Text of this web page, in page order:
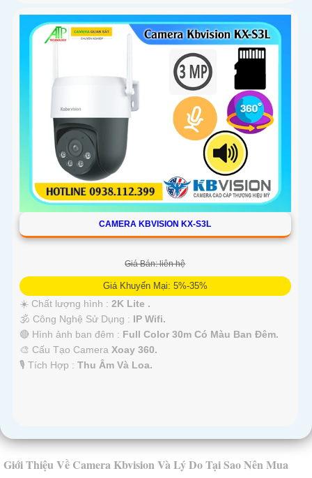
CAMERA KBVISION KX-S3L
Giá Bán: liên hệ
Giá Khuyến Mại: 5%-35%
☀️ Chất lượng hình : 2K Lite .
🕉️ Công Nghệ Sử Dụng : IP Wifi.
🔴 Hình ảnh ban đêm : Full Color 30m Có Màu Ban Ðêm.
🎨 Cấu Tạo Camera Xoay 360.
️🎙 Tích Hợp : Thu Âm Và Loa.
Giới Thiệu Về Camera Kbvision Và Lý Do Tại Sao Nên Mua